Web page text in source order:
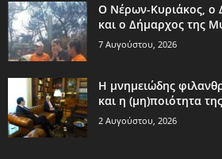
Ο Νέρων-Κυριάκος, o
και ο Δήμαρχος της
7 Αυγούστου, 2026
Η μνημειώδης
και η (μη)ποιότητα
2 Αυγούστου, 2026